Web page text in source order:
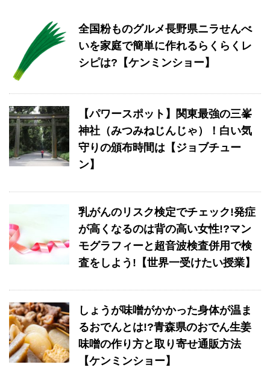
全国粉ものグルメ長野県ニラせんべ
いを家庭で簡単に作れるらくらくレ
シピは?【ケンミンショー】
【パワースポット】関東最強の三峯
神社（みつみねじんじゃ）！白い気
守りの頒布時間は【ジョブチュー
ン】
乳がんのリスク検定でチェック!発症
が高くなるのは背の高い女性!?マン
モグラフィーと超音波検査併用で検
査をしよう!【世界一受けたい授業】
しょうが味噌がかかった身体が温ま
るおでんとは!?青森県のおでん生姜
味噌の作り方と取り寄せ通販方法
【ケンミンショー】